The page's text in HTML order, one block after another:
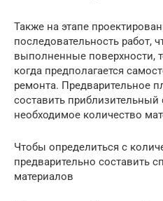
Также на этапе
последовательность работ,
выполненные поверхности,
когда предполагается
ремонта. Предварительное
составить приблизительный
необходимое количество
Чтобы определиться с
предварительно составить
материалов